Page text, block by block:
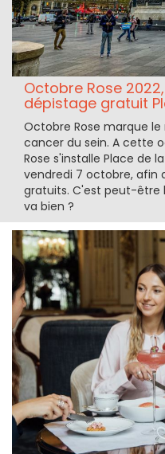
Octobre Rose
dépistage gratuit
Octobre Rose marque
cancer du sein. A cette
Rose s'installe Place de
vendredi 7 octobre, afin
gratuits. C'est peut-être
va bien ?